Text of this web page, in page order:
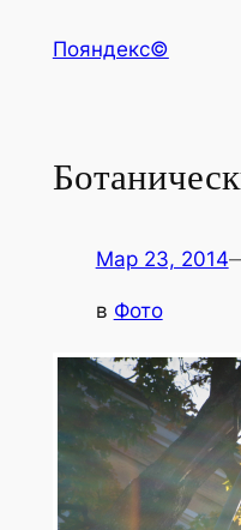
Пояндекс©
Мар 23, 2014
в Фото